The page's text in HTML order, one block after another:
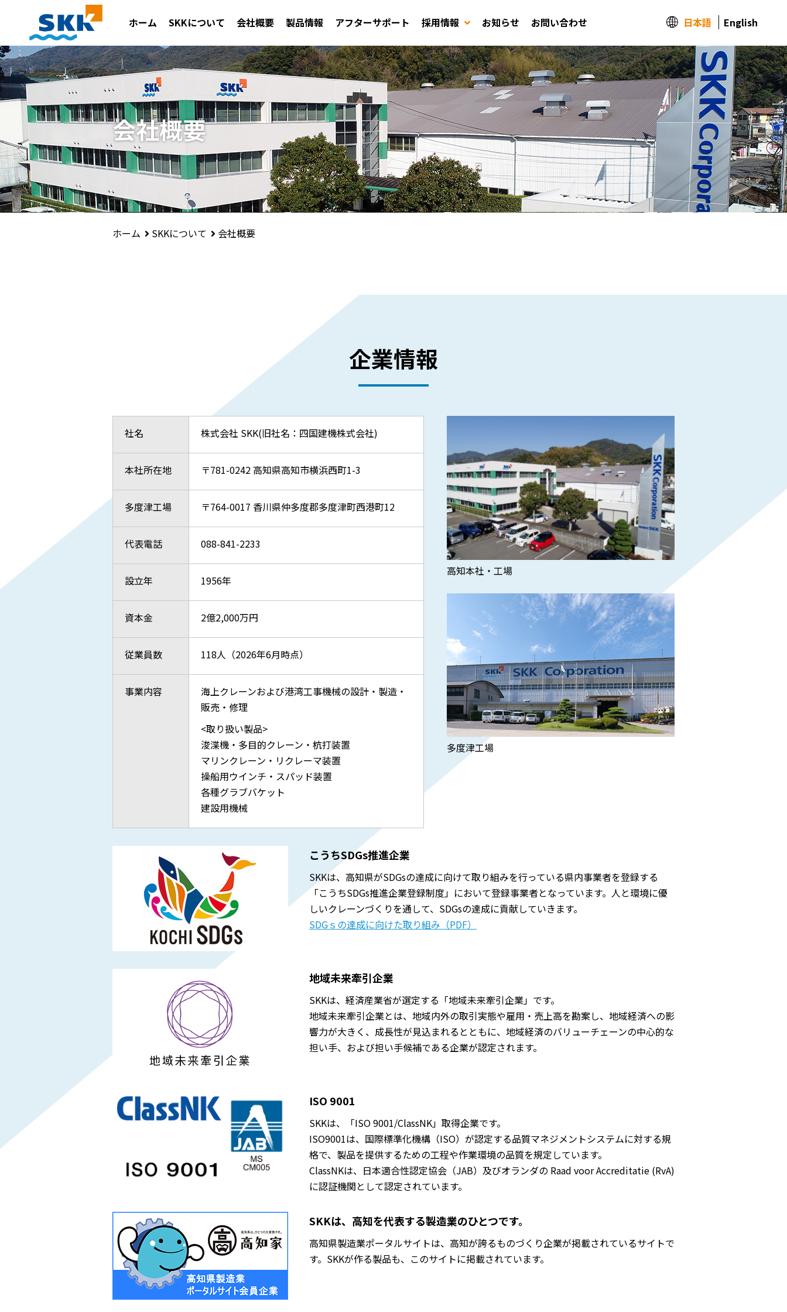
ホーム SKKについて 会社概要 製品情報 アフターサポート 採用情報 お知らせ お問い合わせ 日本語 English
会社概要
ホーム SKKについて 会社概要
企業情報
高知本社・工場
多度津工場
社名 株式会社 SKK(旧社名：四国建機株式会社)
本社所在地 〒781-0242高知県高知市横浜西町1-3
多度津工場 〒764-0017 香川県仲多度郡多度津町西港町12
代表電話 088-841-2233
設立年 1956年
資本金 2億2,000万円
従業員数 118人（2026年6月時点）
事業内容
海上クレーンおよび港湾工事機械の設計・製造・
販売・修理
<取り扱い製品>
浚渫機・多目的クレーン・杭打装置
マリンクレーン・リクレーマ装置
操船用ウインチ・スパッド装置
各種グラブバケット
建設用機械
こうちSDGs推進企業
SKKは、高知県がSDGsの達成に向けて取り組みを行っている県内事業者を登録する
「こうちSDGs推進企業登録制度」において登録事業者となっています。人と環境に優
しいクレーンづくりを通して、SDGsの達成に貢献していきます。
SDGｓの達成に向けた取り組み（PDF）
地域未来牽引企業
SKKは、経済産業省が選定する「地域未来牽引企業」です。
地域未来牽引企業とは、地域内外の取引実態や雇用・売上高を勘案し、地域経済への影
響力が大きく、成長性が見込まれるとともに、地域経済のバリューチェーンの中心的な
担い手、および担い手候補である企業が認定されます。
ISO 9001
SKKは、「ISO 9001/ClassNK」取得企業です。
ISO9001は、国際標準化機構（ISO）が認定する品質マネジメントシステムに対する規
格で、製品を提供するための工程や作業環境の品質を規定しています。
ClassNKは、日本適合性認定協会（JAB）及びオランダの Raad voor Accreditatie (RvA)
に認証機関として認定されています。
SKKは、高知を代表する製造業のひとつです。
高知県製造業ポータルサイトは、高知が誇るものづくり企業が掲載されているサイトで
す。SKKが作る製品も、このサイトに掲載されています。